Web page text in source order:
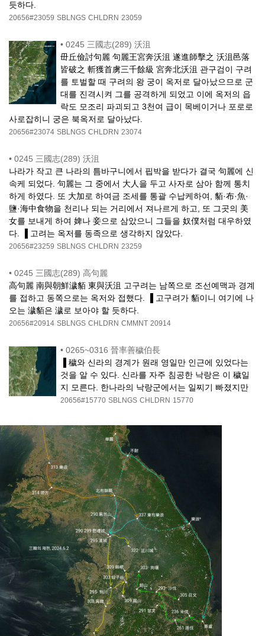
듯하다.
20656#23059 SBLNGS CHLDRN 23059
• 0245 三國志(289) 沃沮
毌丘儉討句麗 句麗王宮奔沃沮 遂進師擊之 沃沮邑落
皆破之 斬獲首虜三千餘級 宮奔北沃沮 관구검이 구려
를 토벌할 때 구려의 왕 궁이 옥저로 달아났으므로 군
대를 진격시켜 그를 공격하게 되었고 이에 옥저의 읍
락도 모조리 파괴되고 3천여 급이 목베이거나 포로로
사로잡히니 궁은 북옥저로 달아났다.
20656#23074 SBLNGS CHLDRN 23074
• 0245 三國志(289) 沃沮
나라가 작고 큰 나라의 틈바구니에서 핍박을 받다가 결국 句麗에 신
속케 되었다. 句麗는 그 중에서 大人을 두고 사자로 삼아 함께 통치
하게 하였다. 또 大加로 하여금 조세를 통괄 수납케하여, 貊·布·魚·
鹽·海中食物을 천리나 되는 거리에서 져나르게 하고, 또 그곳의 美
女를 보내게 하여 婢나 妾으로 삼았으니 그들을 奴僕처럼 대우하였
다. ▐ 고려는 옥저를 동족으로 생각하지 않았다.
20656#23259 SBLNGS CHLDRN 23259
• 0245 三國志(289) 高句麗
高句麗 南與朝鮮濊貊 東與沃沮 고구려는 남쪽으로 조선예맥과 경계
를 접하고 동쪽으로는 옥저와 접했다. ▐ 고구려가 貊이니 여기에 나
오는 濊貊은 濊로 보아야 할 듯하다.
20656#20914 SBLNGS CHLDRN CMMNT 20914
• 0265~0316 晉率善穢伯長
▐ 穢와 신라의 경계가 원래 영일만 인근에 있었다는
것을 알 수 있다. 신라를 자주 침공한 낙랑은 이 穢일
지 모른다. 한나라의 낙랑군에서는 일찌기 빠졌지만
20656#15770 SBLNGS CHLDRN 15770